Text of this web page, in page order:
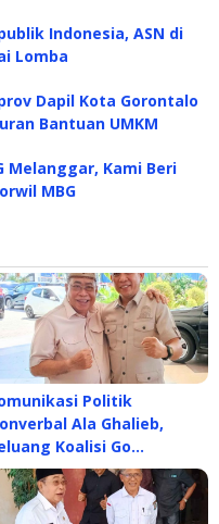
Indonesia, ASN di
Lomba
Dapil Kota Gorontalo
Bantuan UMKM
Melanggar, Kami Beri
MBG
Politik
Ala Ghalieb,
Koalisi Go…